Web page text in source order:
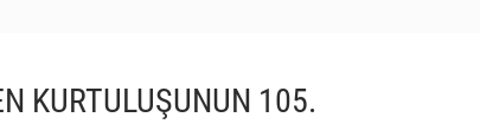
KURTULUŞUNUN 105.